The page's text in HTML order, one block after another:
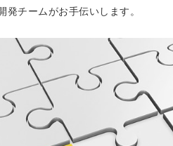
発チームがお手伝いします。